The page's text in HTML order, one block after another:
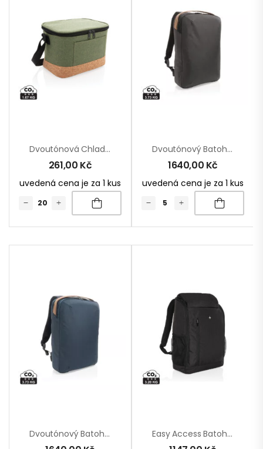
Dvoutónová Chladící Taška S Korkovým Detailem
261,00 Kč
uvedená cena je za 1 kus
Dvoutónový Batoh Na 15.6″ Notebook Impact Z 300D RPET AWARE™
1640,00 Kč
uvedená cena je za 1 kus
Dvoutónový Batoh Na 15.6″ Notebook Impact Z 300D RPET AWARE™ Easy Access Batoh Na 15.6″ Notebook Swiss Peak Z RPET AWARE™